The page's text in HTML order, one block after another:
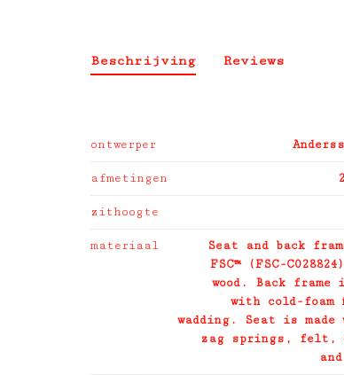
Beschrijving Reviews
ontwerper
afmetingen
zithoogte
materiaal
Seat and back
FSC™️ (FSC-
wood. Back frame
with cold-foam
wadding. Seat is
zag springs, felt,